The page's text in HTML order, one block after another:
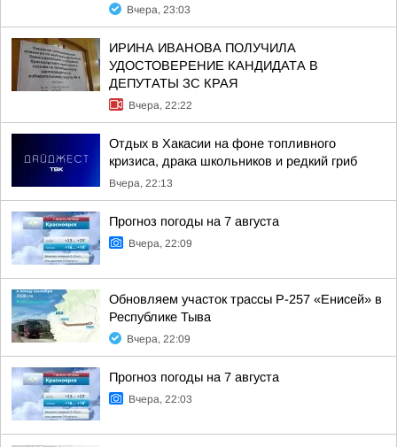
Вчера, 23:03
ИРИНА ИВАНОВА ПОЛУЧИЛА
УДОСТОВЕРЕНИЕ КАНДИДАТА В
ДЕПУТАТЫ ЗС КРАЯ
Вчера, 22:22
Отдых в Хакасии на фоне топливного
кризиса, драка школьников и редкий гриб
Вчера, 22:13
Прогноз погоды на 7 августа
Вчера, 22:09
Обновляем участок трассы Р-257 «Енисей» в
Республике Тыва
Вчера, 22:09
Прогноз погоды на 7 августа
Вчера, 22:03